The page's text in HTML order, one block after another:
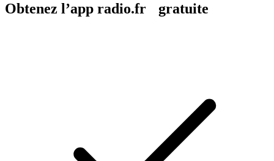
Obtenez l’app radio.fr gratuite